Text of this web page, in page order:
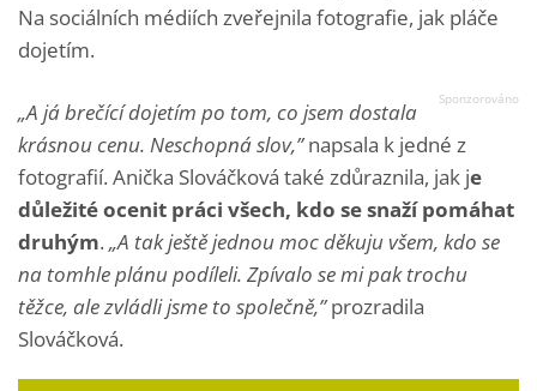
Na sociálních médiích zveřejnila fotografie, jak pláče
dojetím.
„A já brečící dojetím po tom, co jsem dostala
krásnou cenu. Neschopná slov,”napsala k jedné z
fotografií. Anička Slováčková také zdůraznila, jak je
důležité ocenit práci všech, kdo se snaží pomáhat
druhým. „A tak ještě jednou moc děkuju všem, kdo se
na tomhle plánu podíleli. Zpívalo se mi pak trochu
těžce, ale zvládli jsme to společně,”prozradila
Slováčková.